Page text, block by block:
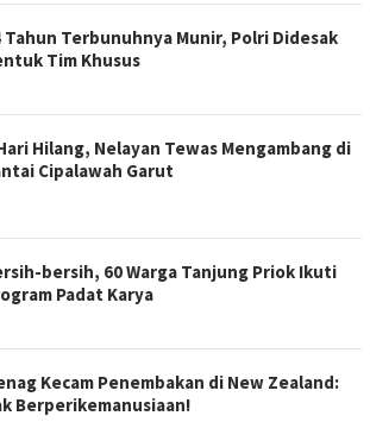
Tahun Terbunuhnya Munir, Polri Didesak
Tim Khusus
Hilang, Nelayan Tewas Mengambang di
Cipalawah Garut
bersih, 60 Warga Tanjung Priok Ikuti
Padat Karya
Kecam Penembakan di New Zealand:
Berperikemanusiaan!